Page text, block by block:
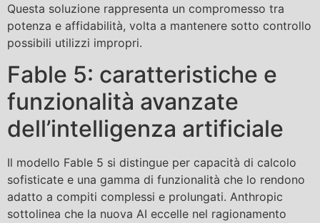
Questa soluzione rappresenta un compromesso tra
potenza e affidabilità, volta a mantenere sotto controllo
possibili utilizzi impropri.
Fable 5: caratteristiche e
funzionalità avanzate
dell’intelligenza artificiale
Il modello Fable 5 si distingue per capacità di calcolo
sofisticate e una gamma di funzionalità che lo rendono
adatto a compiti complessi e prolungati. Anthropic
sottolinea che la nuova AI eccelle nel ragionamento